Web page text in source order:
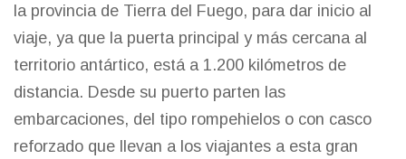
la provincia de Tierra del Fuego, para dar inicio al
viaje, ya que la puerta principal y más cercana al
territorio antártico, está a 1.200 kilómetros de
distancia. Desde su puerto parten las
embarcaciones, del tipo rompehielos o con casco
reforzado que llevan a los viajantes a esta gran